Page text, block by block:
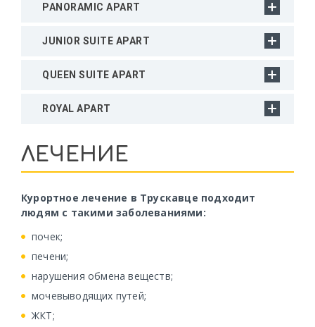
PANORAMIC APART
JUNIOR SUITE APART
QUEEN SUITE APART
ROYAL APART
ЛЕЧЕНИЕ
Курортное лечение в Трускавце подходит
людям с такими заболеваниями:
почек;
печени;
нарушения обмена веществ;
мочевыводящих путей;
ЖКТ;